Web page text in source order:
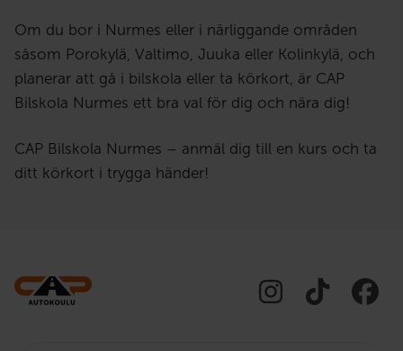
Om du bor i Nurmes eller i närliggande områden
såsom Porokylä, Valtimo, Juuka eller Kolinkylä, och
planerar att gå i bilskola eller ta körkort, är CAP
Bilskola Nurmes ett bra val för dig och nära dig!
CAP Bilskola Nurmes – anmäl dig till en kurs och ta
ditt körkort i trygga händer!